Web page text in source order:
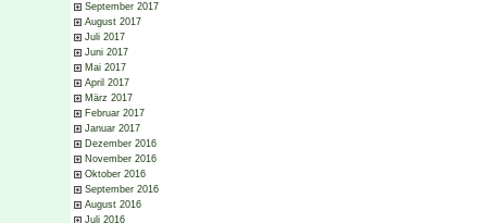
September 2017
August 2017
Juli 2017
Juni 2017
Mai 2017
April 2017
März 2017
Februar 2017
Januar 2017
Dezember 2016
November 2016
Oktober 2016
September 2016
August 2016
Juli 2016